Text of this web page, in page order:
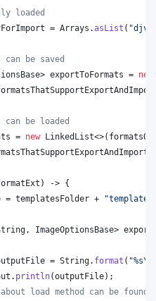
loaded
= Arrays .asList (
be saved
> exportToFormats = new
be loaded
= new LinkedList<>(
) -> {
= templatesFolder +
, ImageOptionsBase>
= String. format ( "%s\\
. println(outputFile);
load method can be found